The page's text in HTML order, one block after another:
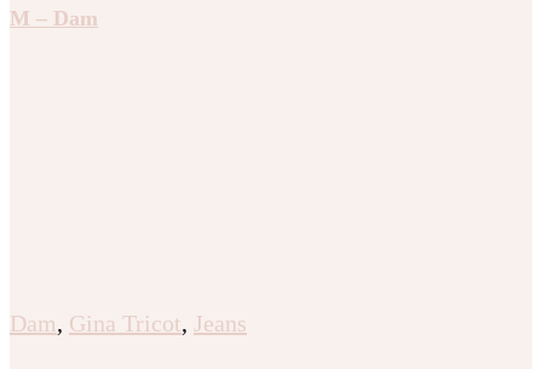
M – Dam
Dam, Gina Tricot, Jeans